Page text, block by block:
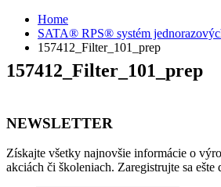
Home
SATA® RPS® systém
157412_Filter_101_prep
157412_Filter_101_prep
NEWSLETTER
Získajte všetky najnovšie informácie o
akciách či školeniach. Zaregistrujte sa ešte